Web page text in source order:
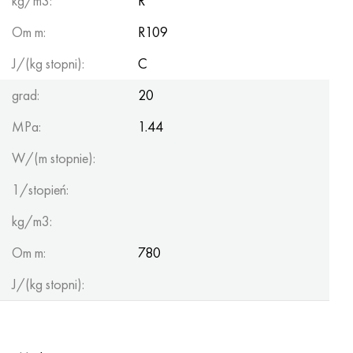
Om m:
R109
J/(kg stopni):
C
grad:
20
MPa:
1.44
W/(m stopnie):
1/stopień:
kg/m3:
Om m:
780
J/(kg stopni):
Hastelloy C-276
Hastelloy 3
Hastelloy x
Udimet 500
40XFA, 1.7223, AISI 4142
45HN2MFA, k2425, 45hnmf
A40G, 44smn28, 1.0762, 46s20